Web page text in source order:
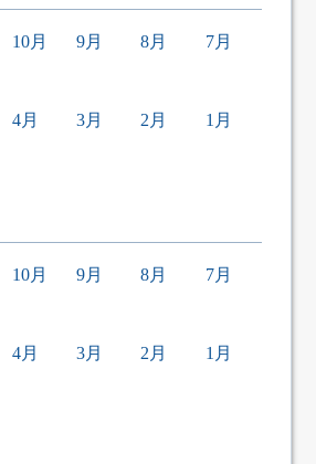
10月 9月 8月 7月
4月 3月 2月 1月
10月 9月 8月 7月
4月 3月 2月 1月